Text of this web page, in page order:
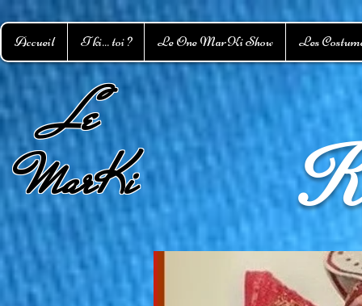
Accueil T ki... toi ? Le One MarKi Show Les
Le
MarKi